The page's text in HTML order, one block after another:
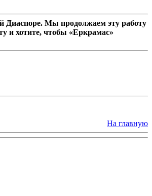
Диаспоре. Мы продолжаем эту работу
и хотите, чтобы «Еркрамас»
На главную